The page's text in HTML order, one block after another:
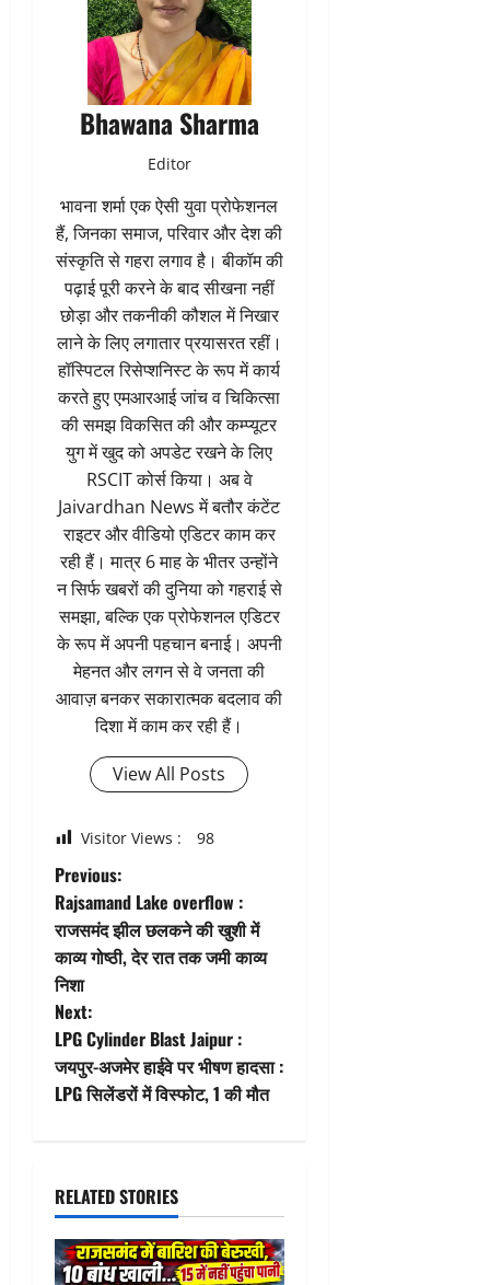
Bhawana Sharma
Editor
भावना शर्मा एक ऐसी युवा प्रोफेशनल
हैं, जिनका समाज, परिवार और देश की
संस्कृति से गहरा लगाव है। बीकॉम की
पढ़ाई पूरी करने के बाद सीखना नहीं
छोड़ा और तकनीकी कौशल में निखार
लाने के लिए लगातार प्रयासरत रहीं।
हॉस्पिटल रिसेप्शनिस्ट के रूप में कार्य
करते हुए एमआरआई जांच व चिकित्सा
की समझ विकसित की और कम्प्यूटर
युग में खुद को अपडेट रखने के लिए
RSCIT कोर्स किया। अब वे
Jaivardhan News में बतौर कंटेंट
राइटर और वीडियो एडिटर काम कर
रही हैं। मात्र 6 माह के भीतर उन्होंने
न सिर्फ खबरों की दुनिया को गहराई से
समझा, बल्कि एक प्रोफेशनल एडिटर
के रूप में अपनी पहचान बनाई। अपनी
मेहनत और लगन से वे जनता की
आवाज़ बनकर सकारात्मक बदलाव की
दिशा में काम कर रही हैं।
View All Posts
Visitor Views : 98
P
o
s
t
n
a
i
g
Previous:
Rajsamand Lake overflow :
राजसमंद झील छलकने की खुशी में
काव्य गोष्ठी, देर रात तक जमी काव्य
निशा
Next:
LPG Cylinder Blast Jaipur :
जयपुर-अजमेर हाईवे पर भीषण हादसा :
LPG सिलेंडरों में विस्फोट, 1 की मौत
RELATED STORIES